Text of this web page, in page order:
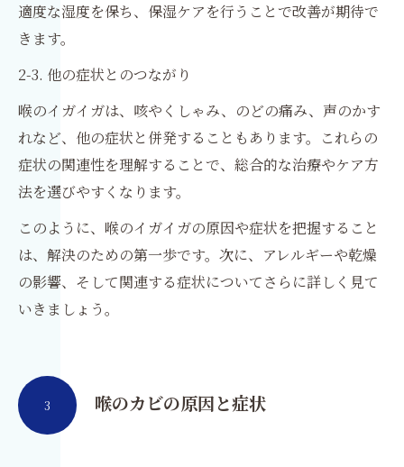
適度な湿度を保ち、保湿ケアを行うことで改善が期待で
きます。
2-3. 他の症状とのつながり
喉のイガイガは、咳やくしゃみ、のどの痛み、声のかす
れなど、他の症状と併発することもあります。これらの
症状の関連性を理解することで、総合的な治療やケア方
法を選びやすくなります。
このように、喉のイガイガの原因や症状を把握すること
は、解決のための第一歩です。次に、アレルギーや乾燥
の影響、そして関連する症状についてさらに詳しく見て
いきましょう。
喉のカビの原因と症状
3